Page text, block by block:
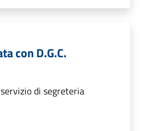
con D.G.C.
di segreteria